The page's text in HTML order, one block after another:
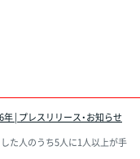
年 | プレスリリース・お知らせ
た人のうち5人に1人以上が手